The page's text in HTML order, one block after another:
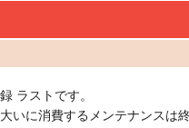
ラストです。
いに消費するメンテナンスは終